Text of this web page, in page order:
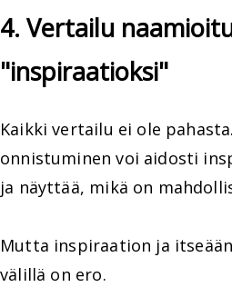
4. Vertailu
"inspiraatioksi"
Kaikki vertailu ei ole
onnistuminen voi aidosti
ja näyttää, mikä on
Mutta inspiraation ja
välillä on ero.